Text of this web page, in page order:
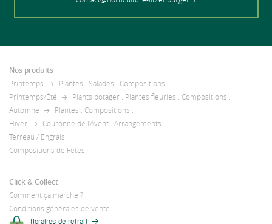
Nos produits
Printemps
Plantes . Salades . Compositions .
Printemps/Été
Plants potager . Plantes fleuries . Compositions .
Automne
Plantes . Compositions .
Hiver
Couronne de l'Avent . Arrangements .
Terreau / Engrais
Compositions de Fêtes
Click & Collect
Comment ça marche ?
Conditions générales de vente
Horaires de retrait